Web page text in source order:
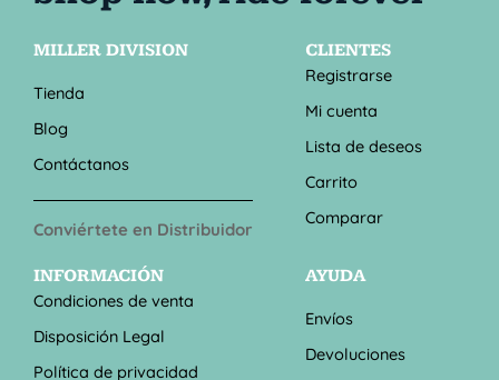
MILLER DIVISION
Tienda
Blog
Contáctanos
Conviértete en Distribuidor
CLIENTES
Registrarse
Mi cuenta
Lista de deseos
Carrito
Comparar
INFORMACIÓN
Condiciones de venta
Disposición Legal
Política de privacidad
AYUDA
Envíos
Devoluciones